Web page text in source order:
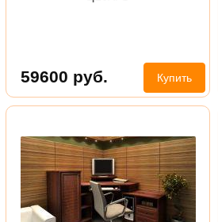
59600 руб. Купить